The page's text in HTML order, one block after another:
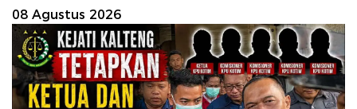
08 Agustus 2026